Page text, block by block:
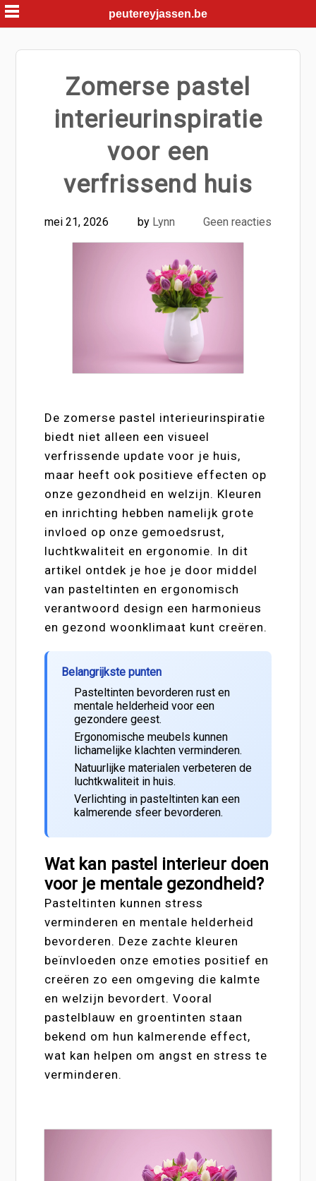
Skip
to
content
peutereyjassen.be
Zomerse pastel
interieurinspiratie
voor een
verfrissend huis
mei 21, 2026 by Lynn Geen reacties
De zomerse pastel interieurinspiratie
biedt niet alleen een visueel
verfrissende update voor je huis,
maar heeft ook positieve effecten op
onze gezondheid en welzijn. Kleuren
en inrichting hebben namelijk grote
invloed op onze gemoedsrust,
luchtkwaliteit en ergonomie. In dit
artikel ontdek je hoe je door middel
van pasteltinten en ergonomisch
verantwoord design een harmonieus
en gezond woonklimaat kunt creëren.
Belangrijkste punten
Pasteltinten bevorderen rust en
mentale helderheid voor een
gezondere geest.
Ergonomische meubels kunnen
lichamelijke klachten verminderen.
Natuurlijke materialen verbeteren de
luchtkwaliteit in huis.
Verlichting in pasteltinten kan een
kalmerende sfeer bevorderen.
Wat kan pastel interieur doen
voor je mentale gezondheid?
Pasteltinten kunnen stress
verminderen en mentale helderheid
bevorderen. Deze zachte kleuren
beïnvloeden onze emoties positief en
creëren zo een omgeving die kalmte
en welzijn bevordert. Vooral
pastelblauw en groentinten staan
bekend om hun kalmerende effect,
wat kan helpen om angst en stress te
verminderen.